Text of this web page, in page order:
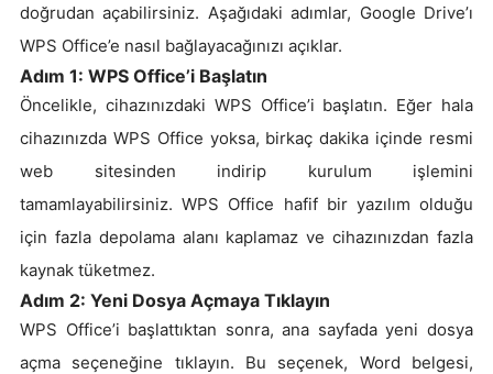
doğrudan açabilirsiniz. Aşağıdaki adımlar, Google Drive’ı
WPS Office’e nasıl bağlayacağınızı açıklar.
Adım 1: WPS Office’i Başlatın
Öncelikle, cihazınızdaki WPS Office’i başlatın. Eğer hala
cihazınızda WPS Office yoksa, birkaç dakika içinde resmi
web sitesinden indirip kurulum işlemini
tamamlayabilirsiniz. WPS Office hafif bir yazılım olduğu
için fazla depolama alanı kaplamaz ve cihazınızdan fazla
kaynak tüketmez.
Adım 2: Yeni Dosya Açmaya Tıklayın
WPS Office’i başlattıktan sonra, ana sayfada yeni dosya
açma seçeneğine tıklayın. Bu seçenek, Word belgesi,